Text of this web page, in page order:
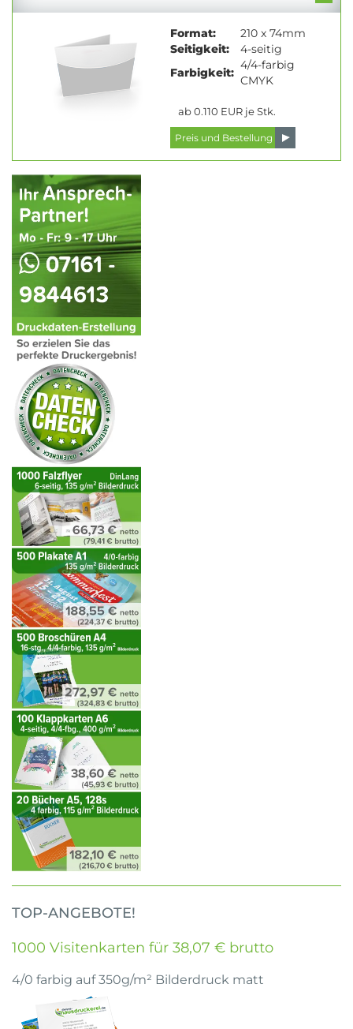
Format:
210 x 74mm
Seitigkeit:
4-seitig
Farbigkeit:
4/4-farbig
CMYK
ab 0.110 EUR je Stk.
TOP-ANGEBOTE!
1000 Visitenkarten für 38,07 € brutto
4/0 farbig auf 350g/m² Bilderdruck matt